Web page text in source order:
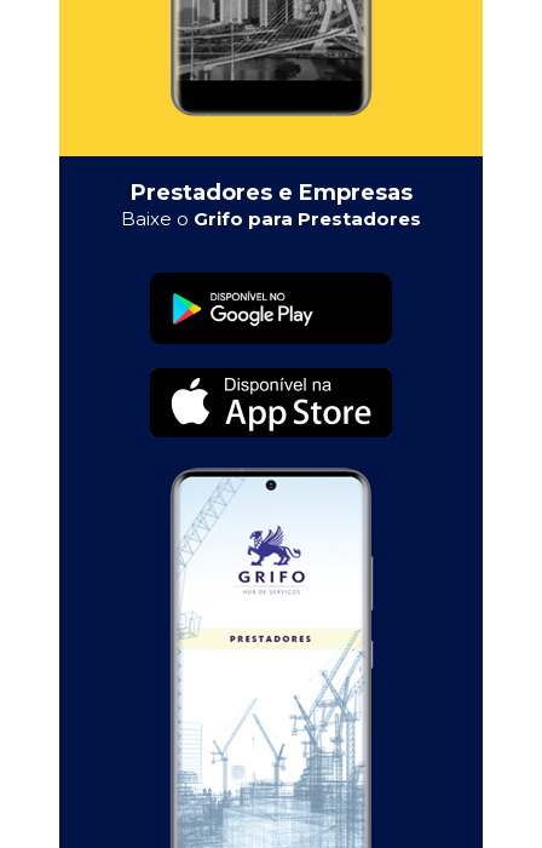
Prestadores e Empresas
Baixe o Grifo para Prestadores